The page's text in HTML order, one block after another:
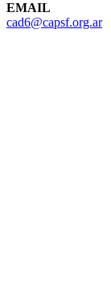
EMAIL
cad6@capsf.org.ar